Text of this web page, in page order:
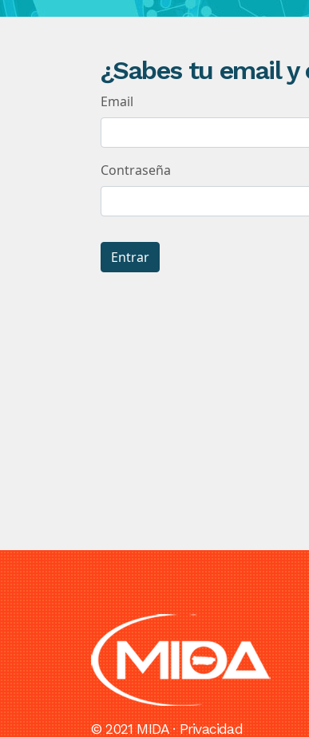
¿Sabes tu email y
Email
Contraseña
Entrar
© 2021 MIDA ·Privacidad